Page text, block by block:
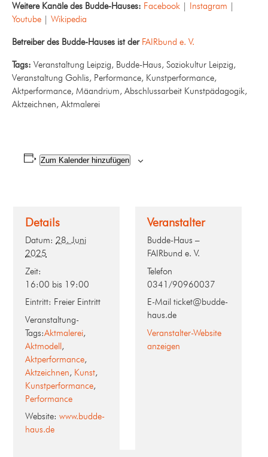
Weitere Kanäle des Budde-Hauses: Facebook | Instagram |
Youtube | Wikipedia
Betreiber des Budde-Hauses ist der FAIRbund e. V.
Tags: Veranstaltung Leipzig, Budde-Haus, Soziokultur Leipzig,
Veranstaltung Gohlis, Performance, Kunstperformance,
Aktperformance, Mäandrium, Abschlussarbeit Kunstpädagogik,
Aktzeichnen, Aktmalerei
Zum Kalender hinzufügen
Details
Datum: 28. Juni
2025
Zeit:
16:00 bis 19:00
Eintritt: Freier Eintritt
Veranstaltung-
Tags:Aktmalerei,
Aktmodell,
Aktperformance,
Aktzeichnen, Kunst,
Kunstperformance,
Performance
Website: www.budde-
haus.de
Veranstalter
Budde-Haus –
FAIRbund e. V.
Telefon
0341/90960037
E-Mail ticket@budde-
haus.de
Veranstalter-Website
anzeigen